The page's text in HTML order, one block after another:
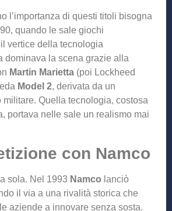
l’importanza di questi titoli bisogna
quando le sale giochi
vertice della tecnologia
dominava la scena grazie alla
Martin Marietta (poi Lockheed
Model 2, derivata da un
Quella tecnologia, costosa
portava nelle sale un realismo mai
con Namco
sola. Nel 1993 Namco lanciò
il via a una rivalità storica che
aziende a innovare senza sosta.